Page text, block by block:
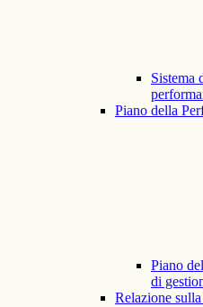
Sistema
Piano della
Piano
di
Relazione